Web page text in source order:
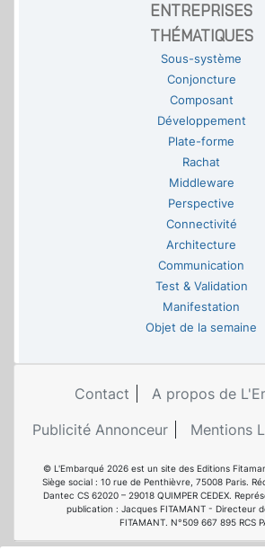
ENTREPRISES
THÉMATIQUES
Sous-système
Conjoncture
Composant
Développement
Plate-forme
Rachat
Middleware
Perspective
Connectivité
Architecture
Communication
Test & Validation
Manifestation
Objet de la semaine
Contact
A propos de
Publicité Annonceur
Mentions
© L'Embarqué 2026 est un site des Editions
Siège social : 10 rue de Penthièvre, 75008 Paris.
Dantec CS 62020 – 29018 QUIMPER CEDEX.
publication : Jacques FITAMANT - Directeur
FITAMANT. N°509 667 895 RCS